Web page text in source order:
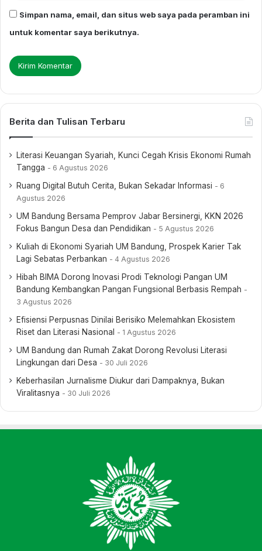
Simpan nama, email, dan situs web saya pada peramban ini
untuk komentar saya berikutnya.
Berita dan Tulisan Terbaru
Literasi Keuangan Syariah, Kunci Cegah Krisis Ekonomi Rumah
Tangga
6 Agustus 2026
Ruang Digital Butuh Cerita, Bukan Sekadar Informasi
6
Agustus 2026
UM Bandung Bersama Pemprov Jabar Bersinergi, KKN 2026
Fokus Bangun Desa dan Pendidikan
5 Agustus 2026
Kuliah di Ekonomi Syariah UM Bandung, Prospek Karier Tak
Lagi Sebatas Perbankan
4 Agustus 2026
Hibah BIMA Dorong Inovasi Prodi Teknologi Pangan UM
Bandung Kembangkan Pangan Fungsional Berbasis Rempah
3 Agustus 2026
Efisiensi Perpusnas Dinilai Berisiko Melemahkan Ekosistem
Riset dan Literasi Nasional
1 Agustus 2026
UM Bandung dan Rumah Zakat Dorong Revolusi Literasi
Lingkungan dari Desa
30 Juli 2026
Keberhasilan Jurnalisme Diukur dari Dampaknya, Bukan
Viralitasnya
30 Juli 2026